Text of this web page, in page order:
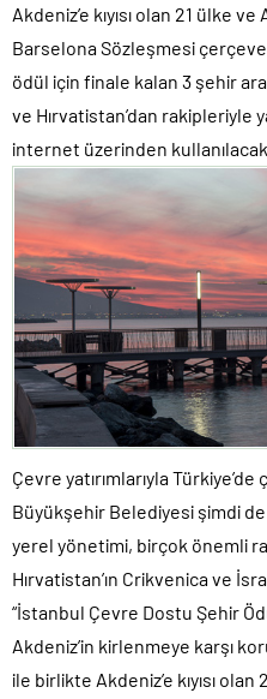
Akdeniz’e kıyısı olan 21 ülke
Barselona Sözleşmesi
ödül için finale kalan 3 şehir
ve Hırvatistan’dan rakipleriyle
internet üzerinden
Çevre yatırımlarıyla
Büyükşehir Belediyesi şimdi de
yerel yönetimi, birçok önemli
Hırvatistan’ın Crikvenica ve
“İstanbul Çevre Dostu Şehir
Akdeniz’in kirlenmeye karşı
ile birlikte Akdeniz’e kıyısı